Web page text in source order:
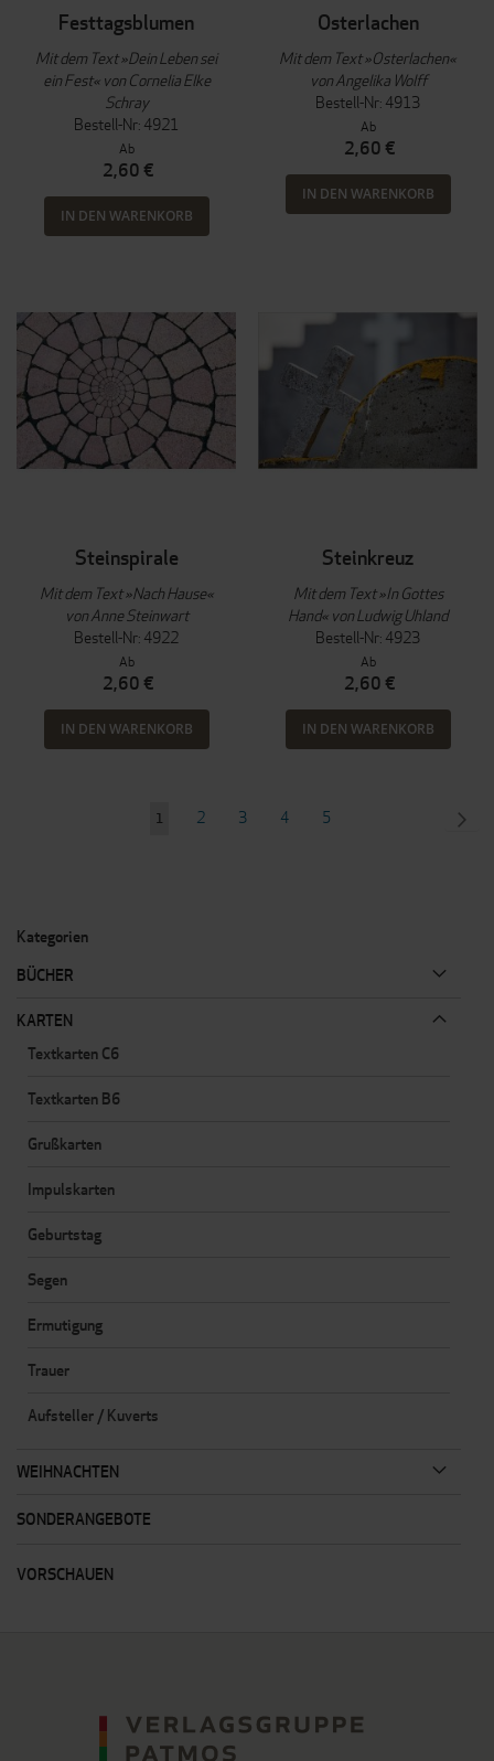
Festtagsblumen
Mit dem Text »Dein Leben sei
ein Fest« von Cornelia Elke
Schray
Bestell-Nr: 4921
Ab
2,60 €
IN DEN WARENKORB
Osterlachen
Mit dem Text »Osterlachen«
von Angelika Wolff
Bestell-Nr: 4913
Ab
2,60 €
IN DEN WARENKORB
Steinspirale
Mit dem Text »Nach Hause«
von Anne Steinwart
Bestell-Nr: 4922
Ab
2,60 €
IN DEN WARENKORB
Steinkreuz
Mit dem Text »In Gottes
Hand« von Ludwig Uhland
Bestell-Nr: 4923
Ab
2,60 €
IN DEN WARENKORB
Sie
1 Seite
2 Seite
3 Seite
4 Seite
5
Kategorien
BÜCHER
KARTEN
Textkarten C6
Textkarten B6
Grußkarten
Impulskarten
Geburtstag
Segen
Ermutigung
Trauer
Aufsteller / Kuverts
WEIHNACHTEN
SONDERANGEBOTE
VORSCHAUEN